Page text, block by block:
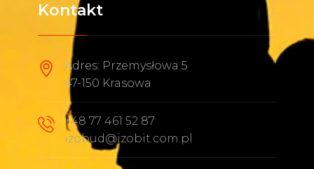
Kontakt
Adres: Przemysłowa 5
47-150 Krasowa
+48 77 461 52 87
izobud@izobit.com.pl